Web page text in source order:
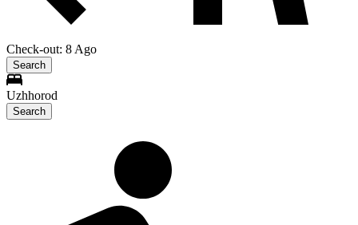
Check-out: 8 Ago
Search
Uzhhorod
Search